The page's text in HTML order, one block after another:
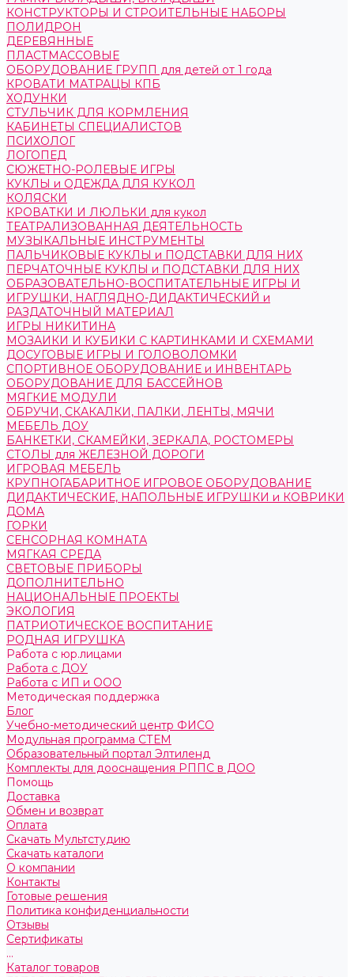
КОНСТРУКТОРЫ И СТРОИТЕЛЬНЫЕ НАБОРЫ
ПОЛИДРОН
ДЕРЕВЯННЫЕ
ПЛАСТМАССОВЫЕ
ОБОРУДОВАНИЕ ГРУПП для детей от 1 года
КРОВАТИ МАТРАЦЫ КПБ
ХОДУНКИ
СТУЛЬЧИК ДЛЯ КОРМЛЕНИЯ
КАБИНЕТЫ СПЕЦИАЛИСТОВ
ПСИХОЛОГ
ЛОГОПЕД
СЮЖЕТНО-РОЛЕВЫЕ ИГРЫ
КУКЛЫ и ОДЕЖДА ДЛЯ КУКОЛ
КОЛЯСКИ
КРОВАТКИ И ЛЮЛЬКИ для кукол
ТЕАТРАЛИЗОВАННАЯ ДЕЯТЕЛЬНОСТЬ
МУЗЫКАЛЬНЫЕ ИНСТРУМЕНТЫ
ПАЛЬЧИКОВЫЕ КУКЛЫ и ПОДСТАВКИ ДЛЯ НИХ
ПЕРЧАТОЧНЫЕ КУКЛЫ и ПОДСТАВКИ ДЛЯ НИХ
ОБРАЗОВАТЕЛЬНО-ВОСПИТАТЕЛЬНЫЕ ИГРЫ И
ИГРУШКИ, НАГЛЯДНО-ДИДАКТИЧЕСКИЙ и
РАЗДАТОЧНЫЙ МАТЕРИАЛ
ИГРЫ НИКИТИНА
МОЗАИКИ И КУБИКИ С КАРТИНКАМИ И СХЕМАМИ
ДОСУГОВЫЕ ИГРЫ И ГОЛОВОЛОМКИ
СПОРТИВНОЕ ОБОРУДОВАНИЕ и ИНВЕНТАРЬ
ОБОРУДОВАНИЕ ДЛЯ БАССЕЙНОВ
МЯГКИЕ МОДУЛИ
ОБРУЧИ, СКАКАЛКИ, ПАЛКИ, ЛЕНТЫ, МЯЧИ
МЕБЕЛЬ ДОУ
БАНКЕТКИ, СКАМЕЙКИ, ЗЕРКАЛА, РОСТОМЕРЫ
СТОЛЫ для ЖЕЛЕЗНОЙ ДОРОГИ
ИГРОВАЯ МЕБЕЛЬ
КРУПНОГАБАРИТНОЕ ИГРОВОЕ ОБОРУДОВАНИЕ
ДИДАКТИЧЕСКИЕ, НАПОЛЬНЫЕ ИГРУШКИ и КОВРИКИ
ДОМА
ГОРКИ
СЕНСОРНАЯ КОМНАТА
МЯГКАЯ СРЕДА
СВЕТОВЫЕ ПРИБОРЫ
ДОПОЛНИТЕЛЬНО
НАЦИОНАЛЬНЫЕ ПРОЕКТЫ
ЭКОЛОГИЯ
ПАТРИОТИЧЕСКОЕ ВОСПИТАНИЕ
РОДНАЯ ИГРУШКА
Работа с юр.лицами
Работа с ДОУ
Работа с ИП и ООО
Методическая поддержка
Блог
Учебно-методический центр ФИСО
Модульная программа СТЕМ
Образовательный портал Элтиленд
Комплекты для дооснащения РППС в ДОО
Помощь
Доставка
Обмен и возврат
Оплата
Скачать Мультстудию
Скачать каталоги
О компании
Контакты
Готовые решения
Политика конфиденциальности
Отзывы
Сертификаты
...
Каталог товаров